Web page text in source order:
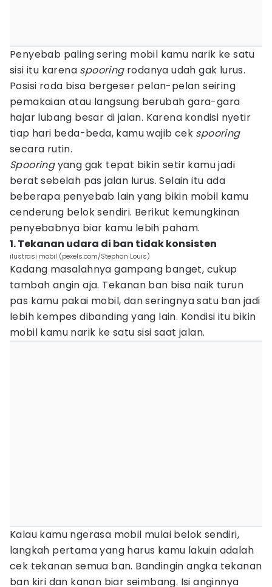
Penyebab paling sering mobil kamu narik ke satu
sisi itu karena spooringrodanya udah gak lurus.
Posisi roda bisa bergeser pelan-pelan seiring
pemakaian atau langsung berubah gara-gara
hajar lubang besar di jalan. Karena kondisi nyetir
tiap hari beda-beda, kamu wajib cek spooring
secara rutin.
Spooringyang gak tepat bikin setir kamu jadi
berat sebelah pas jalan lurus. Selain itu ada
beberapa penyebab lain yang bikin mobil kamu
cenderung belok sendiri. Berikut kemungkinan
penyebabnya biar kamu lebih paham.
1. Tekanan udara di ban tidak konsisten
ilustrasi mobil (pexels.com/Stephan Louis)
Kadang masalahnya gampang banget, cukup
tambah angin aja. Tekanan ban bisa naik turun
pas kamu pakai mobil, dan seringnya satu ban jadi
lebih kempes dibanding yang lain. Kondisi itu bikin
mobil kamu narik ke satu sisi saat jalan.
Kalau kamu ngerasa mobil mulai belok sendiri,
langkah pertama yang harus kamu lakuin adalah
cek tekanan semua ban. Bandingin angka tekanan
ban kiri dan kanan biar seimbang. Isi anginnya